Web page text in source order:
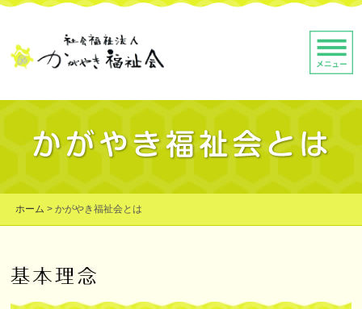
ホーム > かがやき福祉会とは